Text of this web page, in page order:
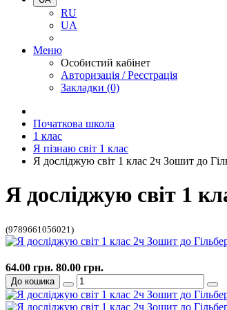
RU
UA
Меню
Особистий кабінет
Авторизація / Реєстрація
Закладки (0)
Початкова школа
1 клас
Я пізнаю світ 1 клас
Я досліджую світ 1 клас 2ч Зошит до
Я досліджую світ 1
(9789661056021)
64.00 грн. 80.00 грн.
До кошика